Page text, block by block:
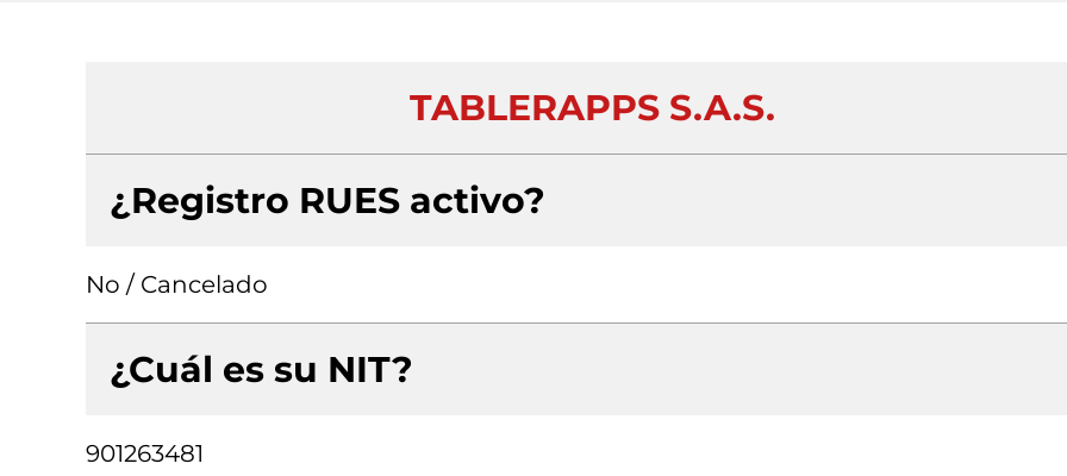
TABLERAPPS S.A.S.
¿Registro RUES activo?
No / Cancelado
¿Cuál es su NIT?
901263481